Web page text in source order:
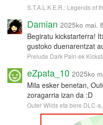
S.T.A.L.K.E.R.: Legends of
Damian 2025ko mai.
Begiratu kickstarterra!
gustoko duenarentzat
Prelude Dark Pain-ek
eZpata_10 2025ko
Mila esker benetan,
zoragarria izan da :D
Outer Wilds eta bere DLC-